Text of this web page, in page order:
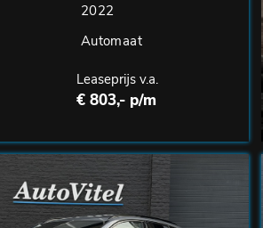
2022
Automaat
Leaseprijs v.a.
€ 803,- p/m